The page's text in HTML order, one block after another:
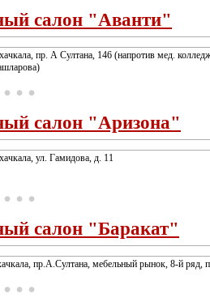
салон "Аванти"
пр. А Султана, 146 (напротив мед.
салон "Аризона"
ул. Гамидова, д. 11
салон "Баракат"
пр.А.Султана, мебельный рынок, 8-й ряд,